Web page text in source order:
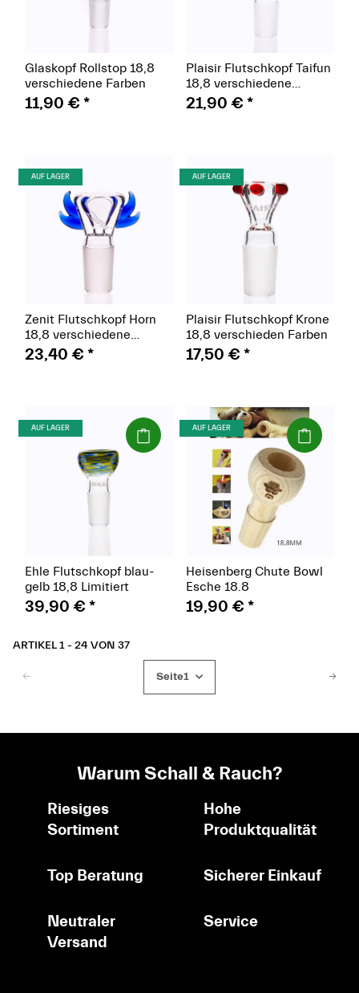
Glaskopf Rollstop 18,8
verschiedene Farben
11,90 € *
Plaisir Flutschkopf Taifun
18,8 verschiedene
Farben
21,90 € *
AUF LAGER (Paket)
Zenit Flutschkopf Horn
18,8 verschiedene
Farben
23,40 € *
AUF LAGER
Plaisir Flutschkopf Krone
18,8 verschieden Farben
17,50 € *
AUF LAGER (Paket)
Ehle Flutschkopf blau-
gelb 18,8 Limitiert
39,90 € *
AUF LAGER (Paket)
Heisenberg Chute Bowl
Esche 18.8
19,90 € *
ARTIKEL 1 - 24 VON 37
Seite1
Warum Schall & Rauch?
Riesiges
Sortiment
Hohe
Produktqualität
Top Beratung Sicherer Einkauf
Neutraler
Versand
Service